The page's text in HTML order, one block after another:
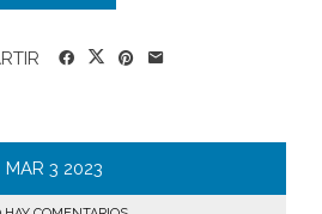
MAR 3 2023